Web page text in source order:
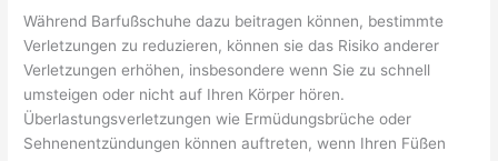
Während Barfußschuhe dazu beitragen können, bestimmte
Verletzungen zu reduzieren, können sie das Risiko anderer
Verletzungen erhöhen, insbesondere wenn Sie zu schnell
umsteigen oder nicht auf Ihren Körper hören.
Überlastungsverletzungen wie Ermüdungsbrüche oder
Sehnenentzündungen können auftreten, wenn Ihren Füßen